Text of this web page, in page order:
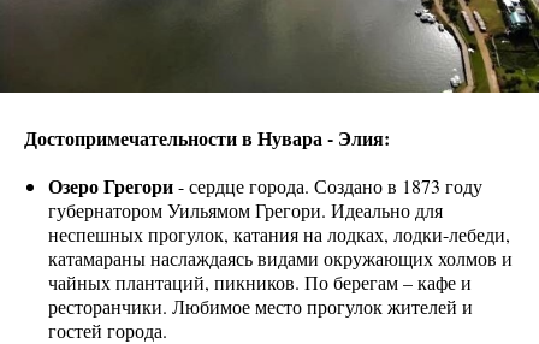
Достопримечательности в Нувара - Элия:
Озеро Грегори- сердце города. Создано в 1873 году
губернатором Уильямом Грегори. Идеально для
неспешных прогулок, катания на лодках, лодки-лебеди,
катамараны наслаждаясь видами окружающих холмов и
чайных плантаций, пикников. По берегам – кафе и
ресторанчики. Любимое место прогулок жителей и
гостей города.